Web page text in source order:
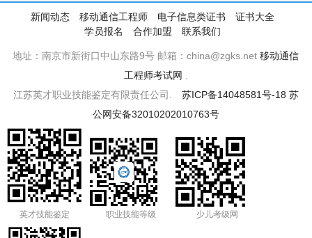
新闻动态 移动通信工程师 电子信息类证书
证书大全
学员报名
合作加盟 联系我们
地址：南京市新街口中山东路9号 邮箱：china@zgks.net移动通信
工程师考试网
江苏英才职业技能鉴定有限责任公司. 苏ICP备14048581号-18 苏
公网安备32010202010763号
英才技能鉴定 职业技能等级 少儿考级网